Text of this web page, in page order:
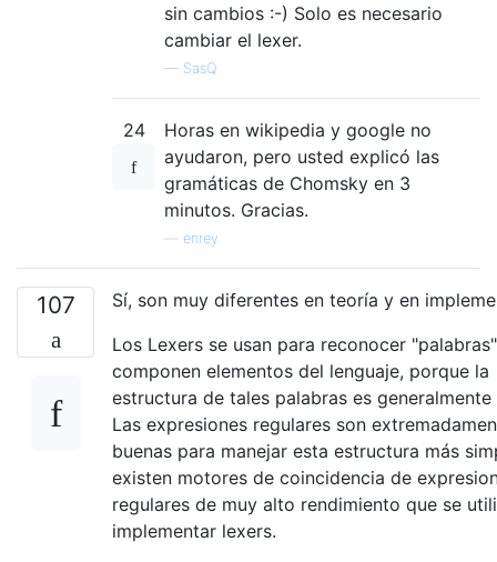
sin cambios :-) Solo es necesario
cambiar el lexer.
— SasQ
24
Horas en wikipedia y google no
ayudaron, pero usted explicó las
gramáticas de Chomsky en 3
minutos. Gracias.
enrey
107
Sí, son muy diferentes en teoría y en
Los Lexers se usan para reconocer
componen elementos del lenguaje, porque la
estructura de tales palabras es generalmente
Las expresiones regulares son
buenas para manejar esta estructura más
existen motores de coincidencia de
regulares de muy alto rendimiento que se
implementar lexers.